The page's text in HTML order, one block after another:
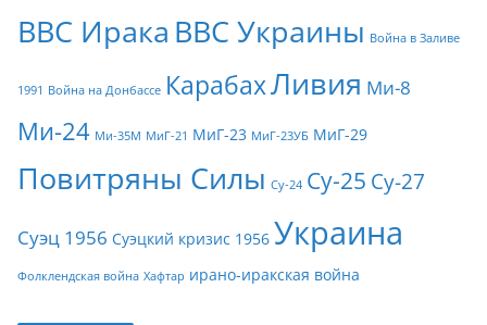
ВВС Ирака ВВС Украины Война в Заливе
1991 Война на Донбассе КарабахЛивия Ми-8
Ми-24 Ми-35М МиГ-21 МиГ-23 МиГ-23УБ МиГ-29
Повитряны Силы Су-24 Су-25 Су-27
Суэц 1956 Суэцкий кризис 1956 Украина
Фолклендская война Хафтар ирано-иракская война